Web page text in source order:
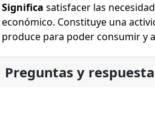
Significa satisfacer las
económico. Constituye una
produce para poder consumir y
Preguntas y